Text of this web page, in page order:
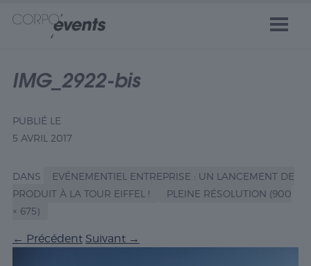
IMG_2922-bis
PUBLIÉ LE
5 AVRIL 2017
DANS
EVÉNEMENTIEL ENTREPRISE : UN LANCEMENT DE
PRODUIT À LA TOUR EIFFEL !
PLEINE RÉSOLUTION (900
× 675)
← Précédent Suivant →